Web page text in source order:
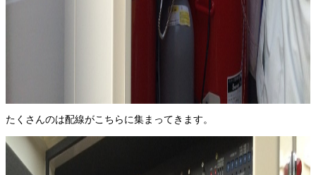
たくさんのは配線がこちらに集まってきます。